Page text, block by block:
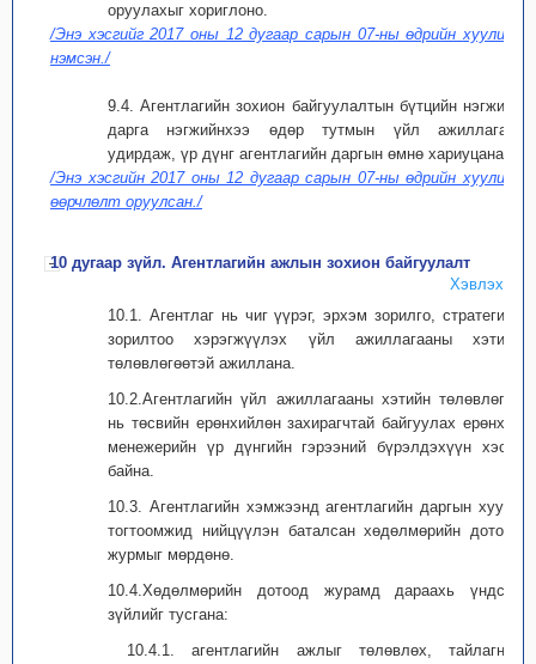
оруулахыг хориглоно.
/Энэ хэсгийг 2017 оны 12 дугаар сарын 07-ны өдрийн хуулиар
нэмсэн./
9.4. Агентлагийн зохион байгуулалтын бүтцийн нэгжийн
дарга нэгжийнхээ өдөр тутмын үйл ажиллагааг
удирдаж, үр дүнг агентлагийн даргын өмнө хариуцана.
/Энэ хэсгийн 2017 оны 12 дугаар сарын 07-ны өдрийн хуулиар
өөрчлөлт оруулсан./
10 дугаар зүйл. Агентлагийн ажлын зохион байгуулалт
Хэвлэх
10.1. Агентлаг нь чиг үүрэг, эрхэм зорилго, стратегийн
зорилтоо хэрэгжүүлэх үйл ажиллагааны хэтийн
төлөвлөгөөтэй ажиллана.
10.2.Агентлагийн үйл ажиллагааны хэтийн төлөвлөгөө
нь төсвийн ерөнхийлөн захирагчтай байгуулах ерөнхий
менежерийн үр дүнгийн гэрээний бүрэлдэхүүн хэсэг
байна.
10.3. Агентлагийн хэмжээнд агентлагийн даргын хууль
тогтоомжид нийцүүлэн баталсан хөдөлмөрийн дотоод
журмыг мөрдөнө.
10.4.Хөдөлмөрийн дотоод журамд дараахь үндсэн
зүйлийг тусгана:
10.4.1. агентлагийн ажлыг төлөвлөх, тайлагнах